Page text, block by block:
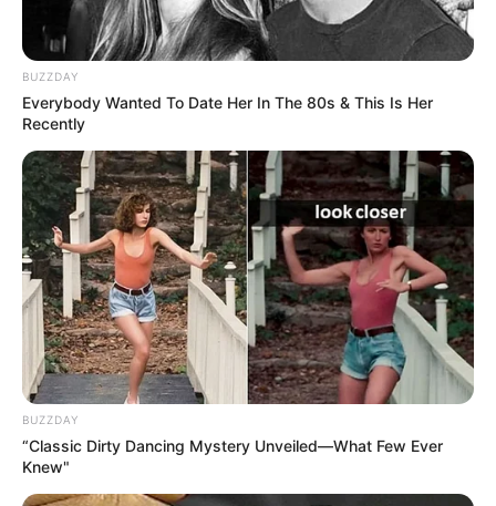
BUZZDAY
Everybody Wanted To Date Her In The 80s & This Is Her
Recently
BUZZDAY
“Classic Dirty Dancing Mystery Unveiled—What Few Ever
Knew"